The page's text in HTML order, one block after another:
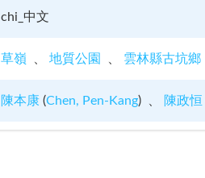
chi_中文
草嶺 地質公園 雲林縣古坑鄉
陳本康(Chen, Pen-Kang) 陳政恒